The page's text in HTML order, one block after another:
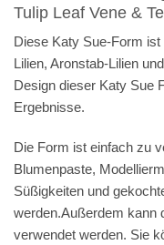
Tulip Leaf Vene &
Diese Katy Sue-Form
Lilien, Aronstab-Lilien
Design dieser Katy Sue
Ergebnisse.
Die Form ist einfach zu
Blumenpaste,
Süßigkeiten und
werden.Außerdem kann
verwendet werden. Sie